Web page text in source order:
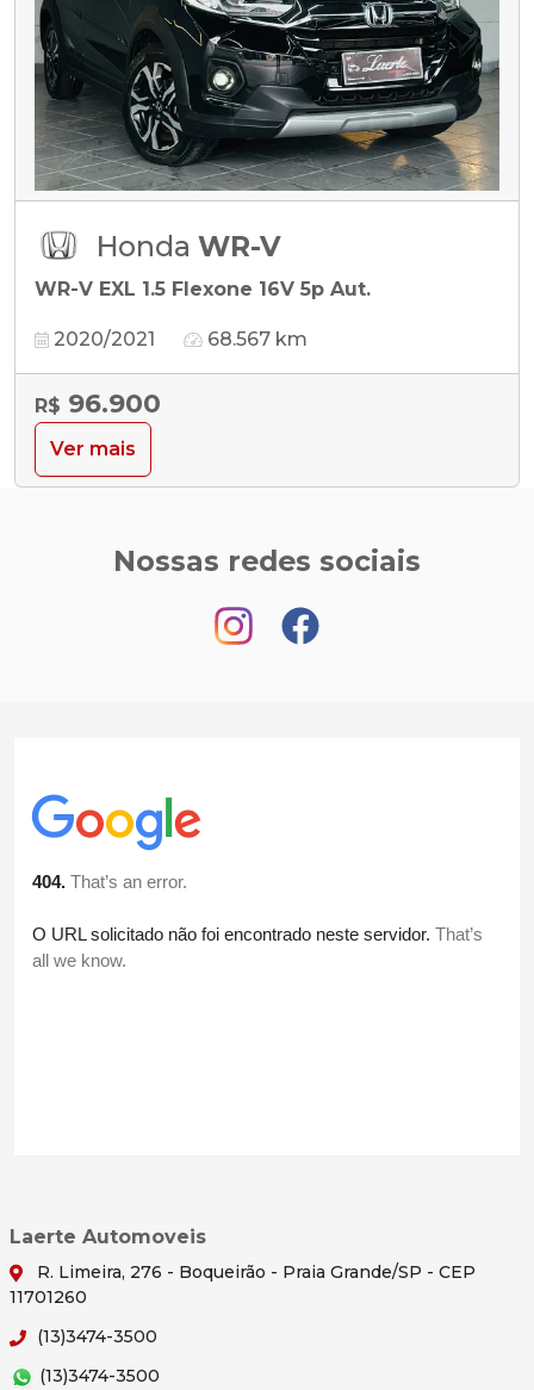
Honda WR-V
WR-V EXL 1.5 Flexone 16V 5p Aut.
2020/2021 68.567 km
R$ 96.900
Ver mais
Nossas redes sociais
Laerte Automoveis
R. Limeira, 276 - Boqueirão - Praia Grande/SP - CEP
11701260
(13)3474-3500
(13)3474-3500